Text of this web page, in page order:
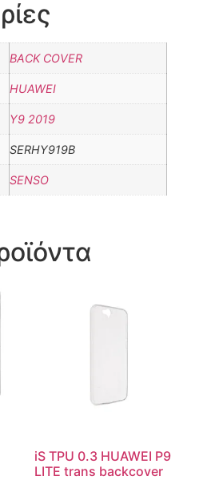
BACK COVER
HUAWEI
Y9 2019
SERHY919B
SENSO
iS TPU 0.3 HUAWEI P9
LITE trans backcover